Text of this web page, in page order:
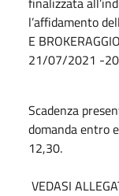
l’affidamento
E
21/07/2021 -
Scadenza
domanda entro
12,30.
VEDASI